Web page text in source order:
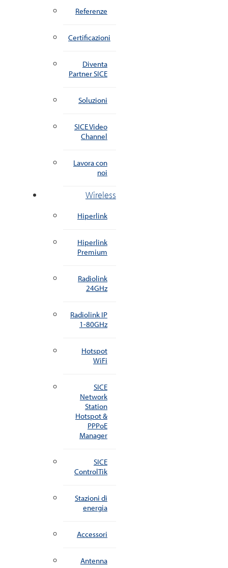
Referenze
Certificazioni
Diventa
Partner SICE
Soluzioni
SICE Video
Channel
Lavora con
noi
Wireless
Hiperlink
Hiperlink
Premium
Radiolink
24GHz
Radiolink IP
1-80GHz
Hotspot
WiFi
SICE
Network
Station
Hotspot &
PPPoE
Manager
SICE
ControlTik
Stazioni di
energia
Accessori
Antenna